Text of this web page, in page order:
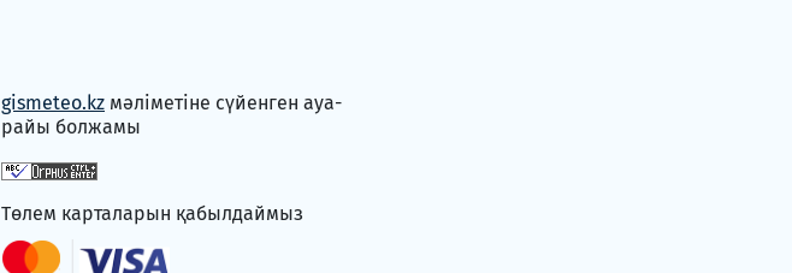
gismeteo.kz мәліметіне сүйенген ауа-
райы болжамы
Төлем карталарын қабылдаймыз